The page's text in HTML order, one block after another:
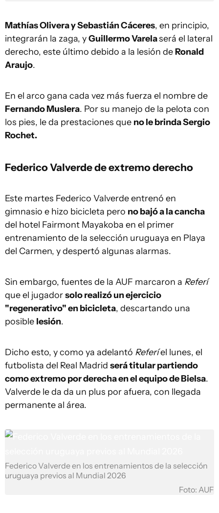
Mathías Olivera y Sebastián Cáceres, en principio,
integrarán la zaga, yGuillermo Varelaserá el lateral
derecho, este último debido a la lesión deRonald
Araujo.
En el arco gana cada vez más fuerza el nombre de
Fernando Muslera. Por su manejo de la pelota con
los pies, le da prestaciones que no le brinda Sergio
Rochet.
Federico Valverde de extremo derecho
Este martes Federico Valverde entrenó en
gimnasio e hizo bicicleta pero no bajó a la cancha
del hotel Fairmont Mayakoba en el primer
entrenamiento de la selección uruguaya en Playa
del Carmen, y despertó algunas alarmas.
Sin embargo, fuentes de la AUF marcaron a Referí
que el jugadorsolo realizó un ejercicio
"regenerativo" en bicicleta, descartando una
posible lesión.
Dicho esto, y como ya adelantó Referíel lunes, el
futbolista del Real Madrid será titular partiendo
como extremo por derecha en el equipo de Bielsa.
Valverde le da da un plus por afuera, con llegada
permanente al área.
Federico Valverde en los entrenamientos de la selección
uruguaya previos al Mundial 2026
Foto: AUF